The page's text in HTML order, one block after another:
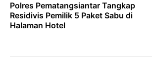
Polres Pematangsiantar Tangkap
Residivis Pemilik 5 Paket Sabu di
Halaman Hotel